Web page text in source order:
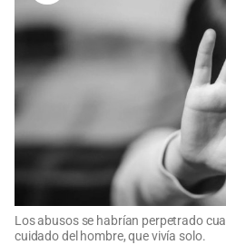
Los abusos se habrían perpetrado
cuidado del hombre, que vivía solo.